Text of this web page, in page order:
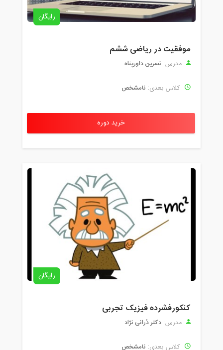
رایگان
موفقیت در ریاضی ششم
مدرس: نسرین داورپناه
کلاس بعدی: نامشخص
خرید دوره
رایگان
کنکورفشرده فیزیک تجربی
مدرس: دکتر دُرانی نژاد
کلاس بعدی: نامشخص